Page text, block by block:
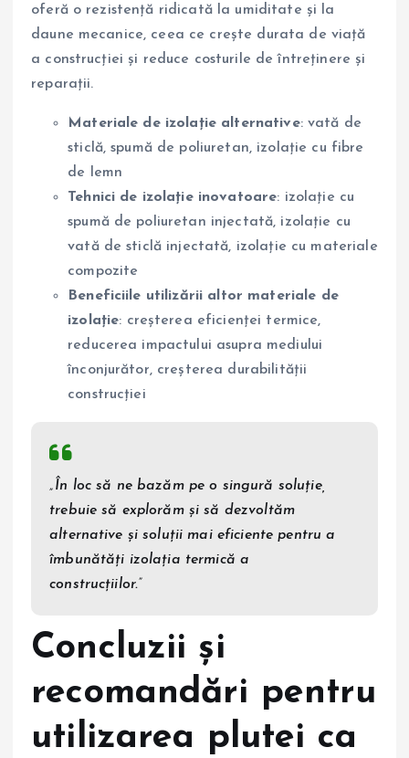
oferă o rezistență ridicată la umiditate și la
daune mecanice, ceea ce crește durata de viață
a construcției și reduce costurile de întreținere și
reparații.
Materiale de izolație alternative: vată de
sticlă, spumă de poliuretan, izolație cu fibre
de lemn
Tehnici de izolație inovatoare: izolație cu
spumă de poliuretan injectată, izolație cu
vată de sticlă injectată, izolație cu materiale
compozite
Beneficiile utilizării altor materiale de
izolație: creșterea eficienței termice,
reducerea impactului asupra mediului
înconjurător, creșterea durabilității
construcției
„În loc să ne bazăm pe o singură soluție,
trebuie să explorăm și să dezvoltăm
alternative și soluții mai eficiente pentru a
îmbunătăți izolația termică a
construcțiilor.”
Concluzii și
recomandări pentru
utilizarea plutei ca